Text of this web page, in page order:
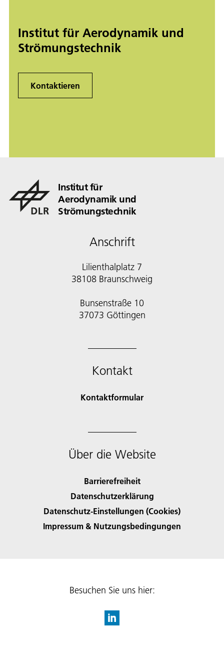
Institut für Aerodynamik und
Strömungstechnik
Kontaktieren
Institut für
Aerodynamik und
Strömungstechnik
Anschrift
Lilienthalplatz 7
38108 Braunschweig
Bunsenstraße 10
Kontakt
Kontaktformular
Über die Website
Barrierefreiheit
Datenschutzerklärung
Datenschutz-Einstellungen (Cookies)
Impressum & Nutzungsbedingungen
Besuchen Sie uns hier: